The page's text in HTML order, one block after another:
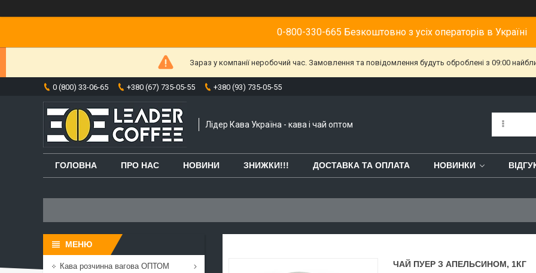
0-800-330-665 Безкоштовно з усіх операторів в Україні
Зараз у компанії неробочий час. Замовлення та повідомлення будуть оброблені з 09:00
0 (800) 33-06-65 +380 (67) 735-05-55 +380 (93) 735-05-55
Лідер Кава Україна - кава і чай оптом
ГОЛОВНА ПРО НАС НОВИНИ ЗНИЖКИ!!! ДОСТАВКА ТА ОПЛАТА НОВИНКИ
ЧАЙ ПУЕР З АПЕЛЬСИНОМ, 1КГ
Кава розчинна вагова ОПТОМ